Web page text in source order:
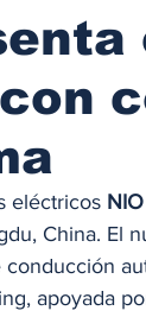
eléctricos NIO
China. El
apoyada